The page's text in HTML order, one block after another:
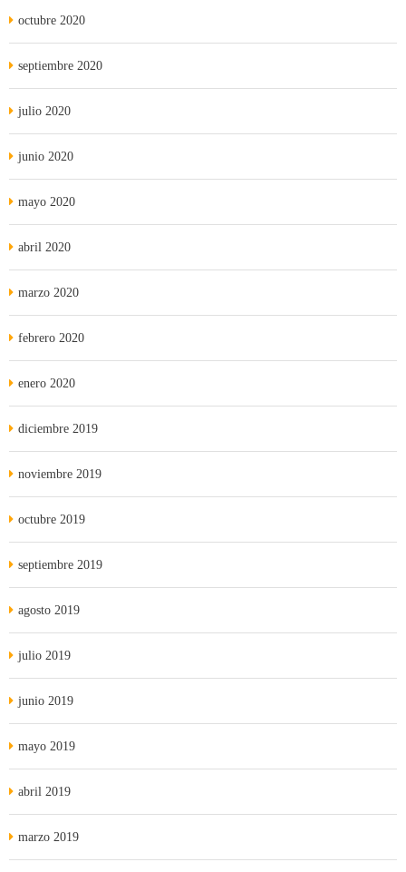
octubre 2020
septiembre 2020
julio 2020
junio 2020
mayo 2020
abril 2020
marzo 2020
febrero 2020
enero 2020
diciembre 2019
noviembre 2019
octubre 2019
septiembre 2019
agosto 2019
julio 2019
junio 2019
mayo 2019
abril 2019
marzo 2019